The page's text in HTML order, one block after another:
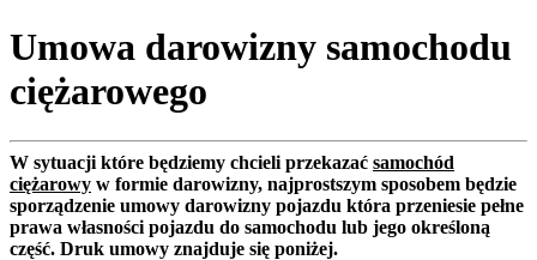
Umowa darowizny samochodu
ciężarowego
W sytuacji które będziemy chcieli przekazać samochód
ciężarowy w formie darowizny, najprostszym sposobem będzie
sporządzenie umowy darowizny pojazdu która przeniesie pełne
prawa własności pojazdu do samochodu lub jego określoną
część. Druk umowy znajduje się poniżej.